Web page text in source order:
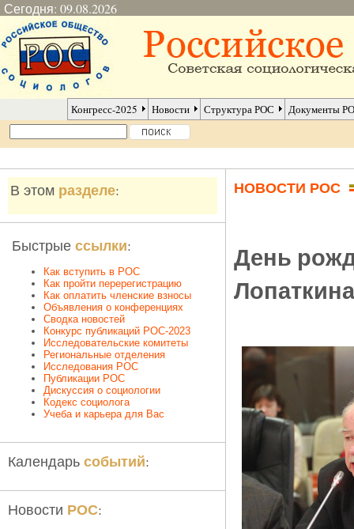
Сегодня: 09.08.2026
Конгресс-2025 Новости Структура РОС Документы
В этом разделе:
Быстрые ссылки:
Как вступить в РОС
Как пройти перерегистрацию
Как оплатить членские взносы
Объявления о конференциях
Сводка новостей
Конкурс публикаций РОС-2023
Исследовательские комитеты
Региональные отделения
Исследования РОС
Публикации РОС
Дискуссия о социологии
Кодекс социолога
Учеба и карьера для Вас
Календарь событий:
Новости РОС:
НОВОСТИ РОС
День
Лопаткина